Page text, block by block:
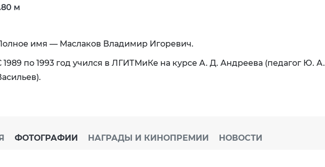
м
имя — Маслаков Владимир Игоревич.
1989 по 1993 год учился в ЛГИТМиКе на курсе А. Д. Андреева (педагог Ю. А.
ФОТОГРАФИИ НАГРАДЫ И КИНОПРЕМИИ НОВОСТИ